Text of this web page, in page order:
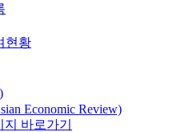
현황
Economic Review)
바로가기